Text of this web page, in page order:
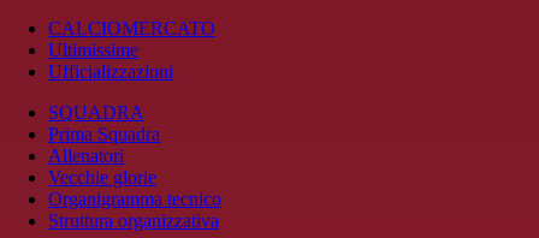
CALCIOMERCATO
Ultimissime
Ufficializzazioni
SQUADRA
Prima Squadra
Allenatori
Vecchie glorie
Organigramma tecnico
Struttura organizzativa